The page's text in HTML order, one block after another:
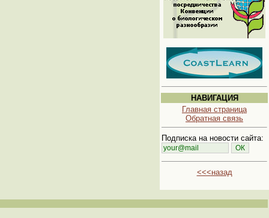
НАВИГАЦИЯ
Главная страница
Обратная связь
Подписка на новости сайта:
<<<назад